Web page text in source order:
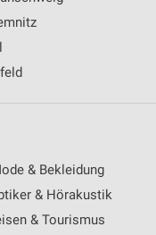
& Bekleidung
& Hörakustik
& Tourismus